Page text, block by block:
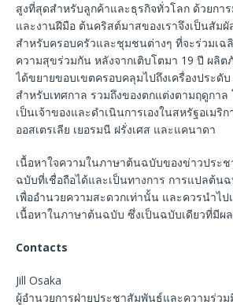
สูงที่สุดสำหรับลูกค้าและธุรกิจทั่วโลก ด้วยกา
และงานฝีมือ ต้นคริสต์มาสของเราจึงเป็นสัม
สำหรับครอบครัวและชุมชนต่างๆ ที่จะร่วมเฉ
ความสุขร่วมกัน หลังจากเติบโตมา 19 ปี ผลิ
ได้ขยายขอบเขตครอบคลุมไปถึงเครื่องประดั
สำหรับเทศกาล รวมถึงของตกแต่งตามฤดูกา
เป็นเจ้าของและดำเนินการเองในสหรัฐอเมริ
ออสเตรเลีย เยอรมนี ฝรั่งเศส และแคนาดา
เนื้อหาใจความในภาษาต้นฉบับของข่าวประ
ฉบับที่เชื่อถือได้และเป็นทางการ การแปลต้น
เพื่ออำนวยความสะดวกเท่านั้น และควรนำไป
เนื้อหาในภาษาต้นฉบับ ซึ่งเป็นฉบับเดียวที่มีผ
Contacts
Jill Osaka
ผู้อำนวยการฝ่ายประชาสัมพันธ์และความร่วม